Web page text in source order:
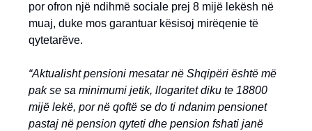
por ofron një ndihmë sociale prej 8 mijë lekësh në
muaj, duke mos garantuar kësisoj mirëqenie të
qytetarëve.
“Aktualisht pensioni mesatar në Shqipëri është më
pak se sa minimumi jetik, llogaritet diku te 18800
mijë lekë, por në qoftë se do ti ndanim pensionet
pastaj në pension qyteti dhe pension fshati janë